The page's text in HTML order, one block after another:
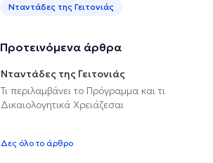
Νταντάδες της Γειτονιάς
Προτεινόμενα άρθρα
Νταντάδες της Γειτονιάς
Τι περιλαμβάνει το Πρόγραμμα και τι
Δικαιολογητικά Χρειάζεσαι
Δες όλο το άρθρο